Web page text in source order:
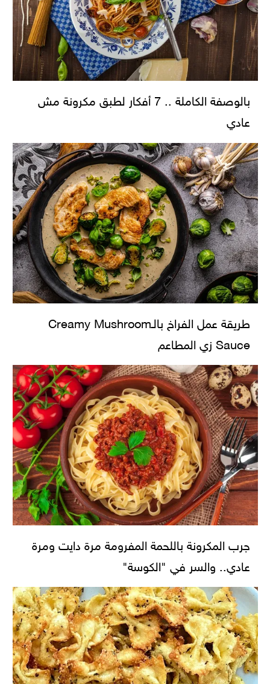
بالوصفة الكاملة .. 7 أفكار لطبق مكرونة مش
عادي
طريقة عمل الفراخ بالـCreamy Mushroom
Sauce زي المطاعم
جرب المكرونة باللحمة المفرومة مرة دايت ومرة
عادي.. والسر في "الكوسة"